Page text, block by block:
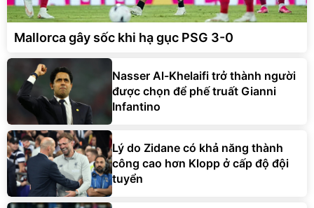
Mallorca gây sốc khi hạ gục PSG 3-0
Nasser Al-Khelaifi trở thành người
được chọn để phế truất Gianni
Infantino
Lý do Zidane có khả năng thành
công cao hơn Klopp ở cấp độ đội
tuyển